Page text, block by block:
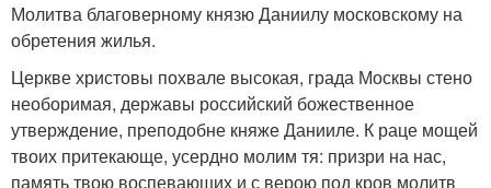
Молитва благоверному князю Даниилу московскому на
обретения жилья.
Церкве христовы похвале высокая, града Москвы стено
необоримая, державы российский божественное
утверждение, преподобне княже Данииле. К раце мощей
твоих притекающе, усердно молим тя: призри на нас,
память твою воспевающих и с верою под кров молитв